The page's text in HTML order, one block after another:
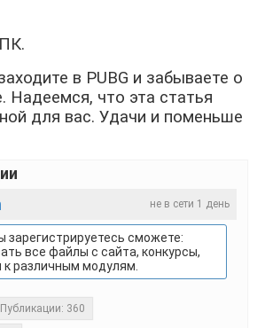
в PUBG и забываете о
Надеемся, что эта статья
для вас. Удачи и поменьше
не в сети 1 день
зарегистрируетесь сможете:
все файлы с сайта, конкурсы,
к различным модулям.
Публикации: 360